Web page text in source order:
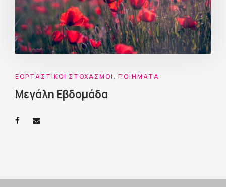
ΕΟΡΤΑΣΤΙΚΟΊ ΣΤΟΧΑΣΜΟΊ, ΠΟΙΉΜΑΤΑ
Μεγάλη Εβδομάδα